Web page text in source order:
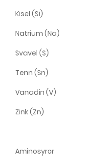
Kisel (Si)
Natrium (Na)
Svavel (S)
Tenn (Sn)
Vanadin (V)
Zink (Zn)
Aminosyror